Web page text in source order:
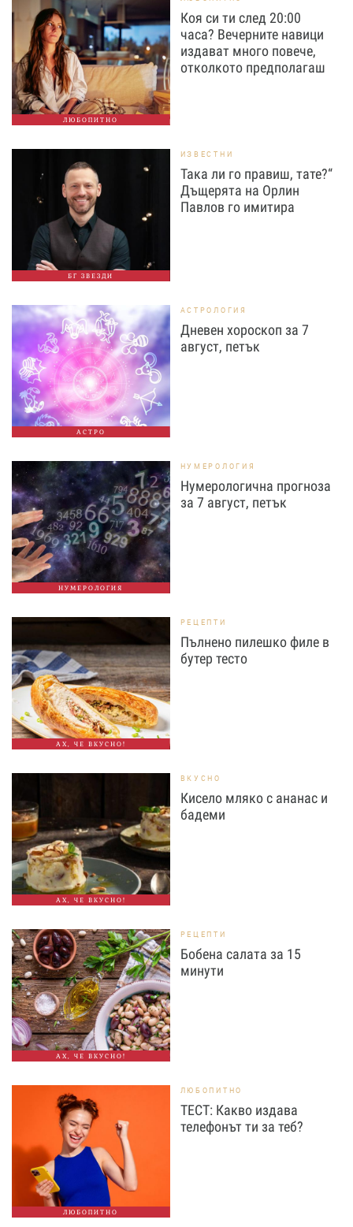
ЛЮБОПИТНО
Коя си ти след 20:00
часа? Вечерните навици
издават много повече,
отколкото предполагаш
БГ ЗВЕЗДИ
ИЗВЕСТНИ
Така ли го правиш, тате?“
Дъщерята на Орлин
Павлов го имитира
АСТРО
АСТРОЛОГИЯ
Дневен хороскоп за 7
август, петък
НУМЕРОЛОГИЯ
НУМЕРОЛОГИЯ
Нумерологична прогноза
за 7 август, петък
АХ, ЧЕ ВКУСНО!
РЕЦЕПТИ
Пълнено пилешко филе в
бутер тесто
АХ, ЧЕ ВКУСНО!
ВКУСНО
Кисело мляко с ананас и
бадеми
АХ, ЧЕ ВКУСНО!
РЕЦЕПТИ
Бобена салата за 15
минути
ЛЮБОПИТНО
ЛЮБОПИТНО
ТЕСТ: Какво издава
телефонът ти за теб?